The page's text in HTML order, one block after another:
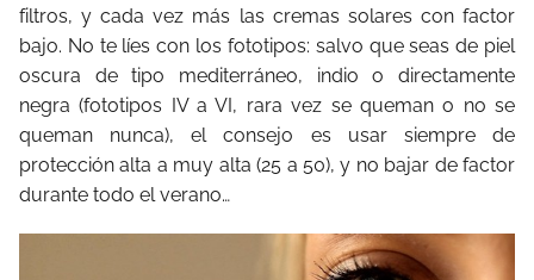
filtros, y cada vez más las cremas solares con factor
bajo. No te líes con los fototipos: salvo que seas de piel
oscura de tipo mediterráneo, indio o directamente
negra (fototipos IV a VI, rara vez se queman o no se
queman nunca), el consejo es usar siempre de
protección alta a muy alta (25 a 50), y no bajar de factor
durante todo el verano…